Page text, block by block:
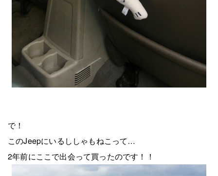
で！
このJeepにいるししゃもねこって…
2年前にここで出会って買ったのです！！